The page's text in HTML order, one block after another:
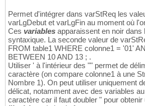
Permet d'intégrer dans varStReq les
varLgDebut et varLgFin au moment où
Ces variables apparaissent en noir dans
syntaxique. La seconde valeur de
FROM table1 WHERE colonne1 = '01'
BETWEEN 10 AND 13 ; .
Utiliser ' à l'intérieur des "" permet de
caractère (on compare colonne1 à une
Nombre 1). On peut utiliser uniquement
délicat, notamment avec des variables
caractère car il faut doubler " pour obtenir